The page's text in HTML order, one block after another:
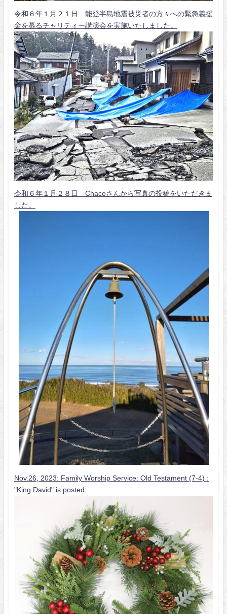
令和６年１月２１日 能登半島地震被災者の方々への緊急義援
金を募るチャリティー講演会を実施いたしました。
令和６年１月２８日 Chacoさんから写真の投稿をいただきま
した。
Nov.26, 2023: Family Worship Service: Old Testament (7-4) :
"King David" is posted.